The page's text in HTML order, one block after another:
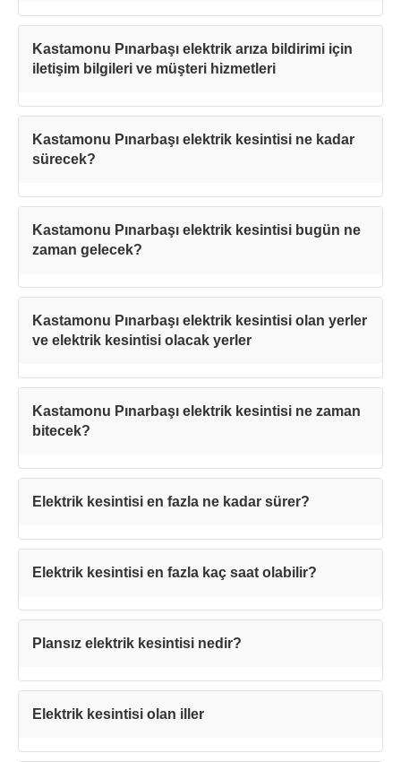
Kastamonu Pınarbaşı elektrik arıza bildirimi için
iletişim bilgileri ve müşteri hizmetleri
Kastamonu Pınarbaşı elektrik kesintisi ne kadar
sürecek?
Kastamonu Pınarbaşı elektrik kesintisi bugün ne
zaman gelecek?
Kastamonu Pınarbaşı elektrik kesintisi olan yerler
ve elektrik kesintisi olacak yerler
Kastamonu Pınarbaşı elektrik kesintisi ne zaman
bitecek?
Elektrik kesintisi en fazla ne kadar sürer?
Elektrik kesintisi en fazla kaç saat olabilir?
Plansız elektrik kesintisi nedir?
Elektrik kesintisi olan iller
Teşekkürler!
Mesajınız başarıyla ulaştırıldı. En kısa
sürede sizinle iletişime geçilecektir.